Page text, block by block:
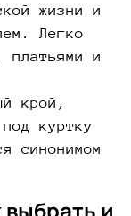
жизни и
Легко
платьями и
крой,
куртку
синонимом
и